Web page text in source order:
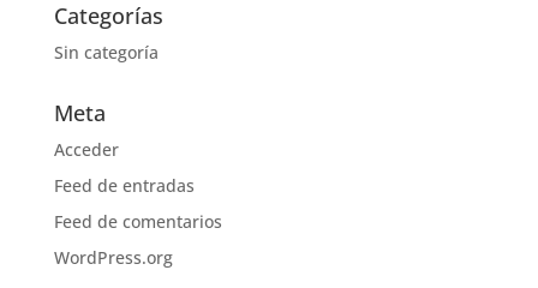
Categorías
Sin categoría
Meta
Acceder
Feed de entradas
Feed de comentarios
WordPress.org